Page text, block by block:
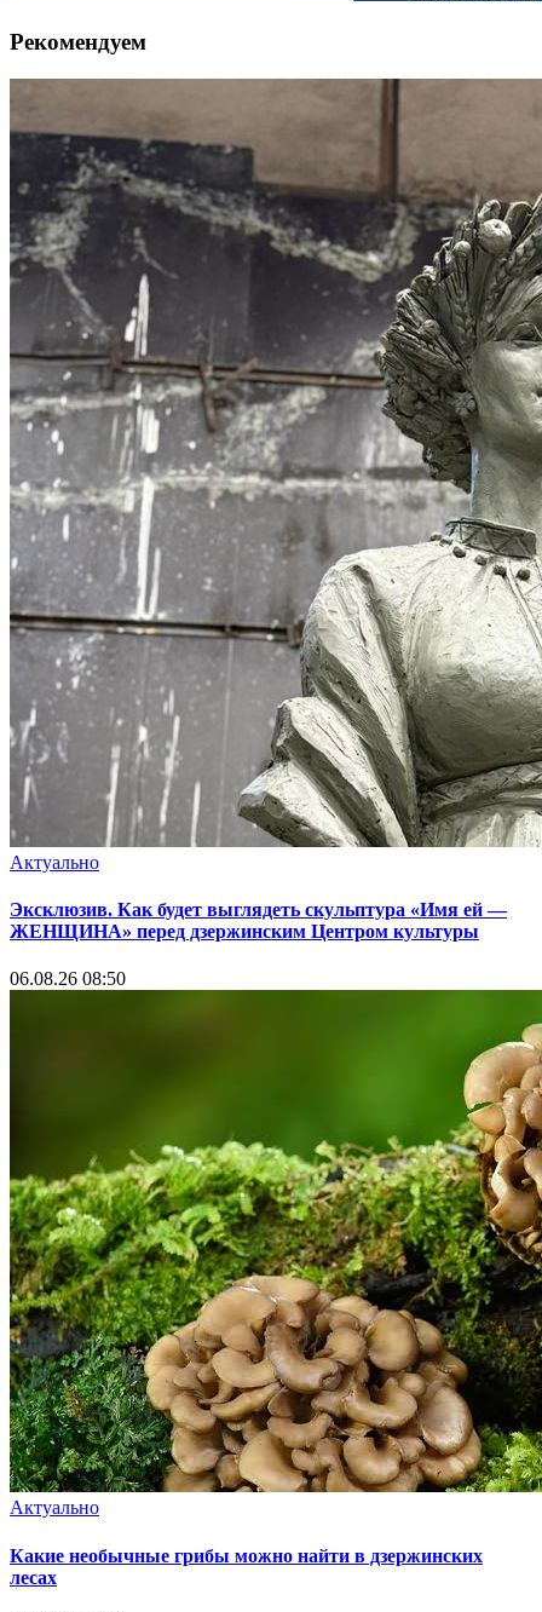
Рекомендуем
Актуально
Эксклюзив. Как будет выглядеть скульптура «Имя ей —
ЖЕНЩИНА» перед дзержинским Центром культуры
06.08.26 08:50
Актуально
Какие необычные грибы можно найти в дзержинских
лесах